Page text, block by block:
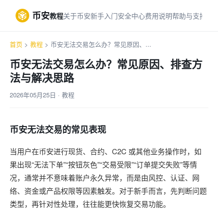
币安教程关于币安新手入门安全中心费用说明帮助与支持
首页 > 教程 > 币安无法交易怎么办？常见原因、...
币安无法交易怎么办？常见原因、排查方
法与解决思路
2026年05月25日 · 教程
币安无法交易的常见表现
当用户在币安进行现货、合约、C2C 或其他业务操作时，如
果出现“无法下单”“按钮灰色”“交易受限”“订单提交失败”等情
况，通常并不意味着账户永久异常，而是由风控、认证、网
络、资金或产品权限等因素触发。对于新手而言，先判断问题
类型，再针对性处理，往往能更快恢复交易功能。